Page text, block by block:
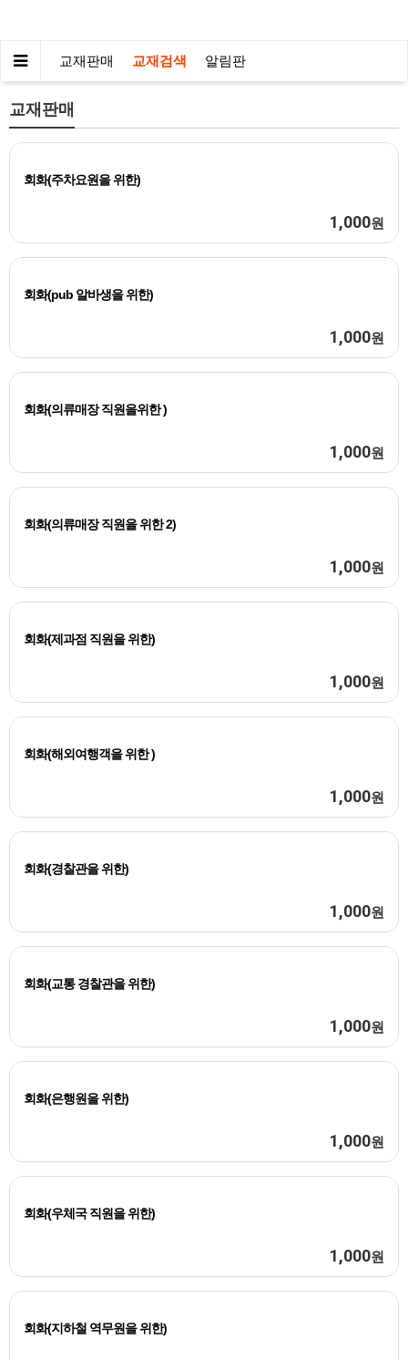
교재판매 교재검색 알림판
교재판매
회화(주차요원을 위한)
1,000원
회화(pub 알바생을 위한)
1,000원
회화(의류매장 직원을위한 )
1,000원
회화(의류매장 직원을 위한 2)
1,000원
회화(제과점 직원을 위한)
1,000원
회화(해외여행객을 위한 )
1,000원
회화(경찰관을 위한)
1,000원
회화(교통 경찰관을 위한)
1,000원
회화(은행원을 위한)
1,000원
회화(우체국 직원을 위한)
1,000원
회화(지하철 역무원을 위한)